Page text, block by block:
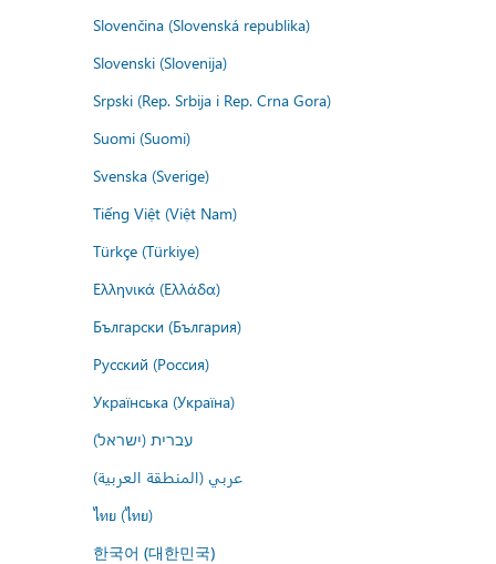
Slovenčina (Slovenská republika)
Slovenski (Slovenija)
Srpski (Rep. Srbija i Rep. Crna Gora)
Suomi (Suomi)
Svenska (Sverige)
Tiếng Việt (Việt Nam)
Türkçe (Türkiye)
Ελληνικά (Ελλάδα)
Български (България)
Русский (Россия)
Українська (Україна)
עברית (ישראל)
عربي (المنطقة العربية)
ไทย (ไทย)
한국어 (대한민국)